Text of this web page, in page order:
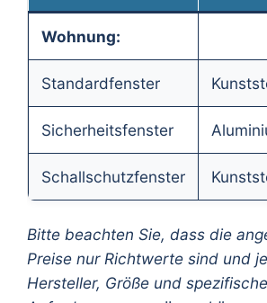
Wohnung:
Standardfenster
Sicherheitsfenster
Schallschutzfenster
Bitte beachten Sie, dass die
Preise nur Richtwerte sind und
Hersteller, Größe und